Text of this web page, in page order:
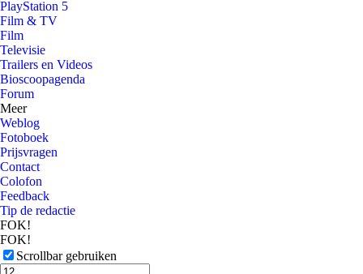
PlayStation 5
Film & TV
Film
Televisie
Trailers en Videos
Bioscoopagenda
Forum
Meer
Weblog
Fotoboek
Prijsvragen
Contact
Colofon
Feedback
Tip de redactie
FOK!
FOK!
Scrollbar gebruiken